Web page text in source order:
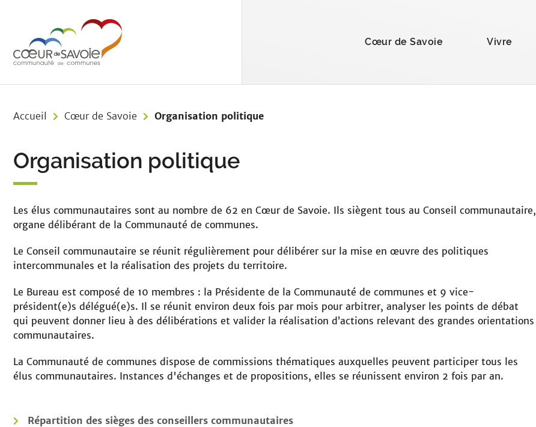
Cœur de Savoie Vivre
Accueil Cœur de Savoie Organisation politique
Organisation politique
Les élus communautaires sont au nombre de 62 en Cœur de Savoie. Ils siègent tous au Conseil communautaire,
organe délibérant de la Communauté de communes.
Le Conseil communautaire se réunit régulièrement pour délibérer sur la mise en œuvre des politiques
intercommunales et la réalisation des projets du territoire.
Le Bureau est composé de 10 membres : la Présidente de la Communauté de communes et 9 vice-
président(e)s délégué(e)s. Il se réunit environ deux fois par mois pour arbitrer, analyser les points de débat
qui peuvent donner lieu à des délibérations et valider la réalisation d’actions relevant des grandes orientations
communautaires.
La Communauté de communes dispose de commissions thématiques auxquelles peuvent participer tous les
élus communautaires. Instances d'échanges et de propositions, elles se réunissent environ 2 fois par an.
Répartition des sièges des conseillers communautaires